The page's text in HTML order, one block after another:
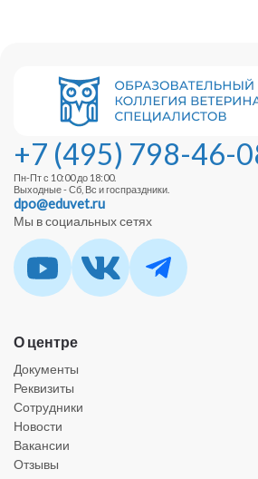
+7 (495) 798-46-
Пн-Пт с 10:00 до 18:00.
Выходные - Сб, Вс и госпраздники.
dpo@eduvet.ru
Мы в социальных сетях
О центре
Документы
Реквизиты
Сотрудники
Новости
Вакансии
Отзывы